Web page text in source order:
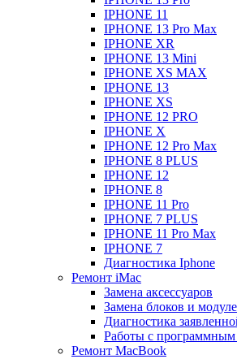
IPHONE 11
IPHONE 13 Pro Max
IPHONE XR
IPHONE 13 Mini
IPHONE XS MAX
IPHONE 13
IPHONE XS
IPHONE 12 PRO
IPHONE X
IPHONE 12 Pro Max
IPHONE 8 PLUS
IPHONE 12
IPHONE 8
IPHONE 11 Pro
IPHONE 7 PLUS
IPHONE 11 Pro Max
IPHONE 7
Диагностика Iphone
Ремонт iMac
Замена аксессуаров
Замена блоков и
Диагностика
Работы с программным
Ремонт MacBook